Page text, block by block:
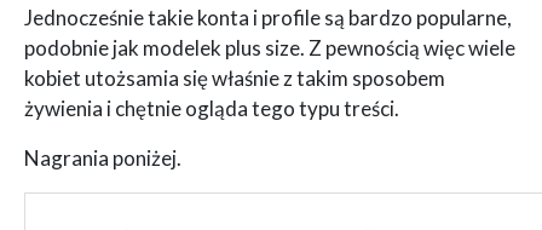
Jednocześnie takie konta i profile są bardzo popularne,
podobnie jak modelek plus size. Z pewnością więc wiele
kobiet utożsamia się właśnie z takim sposobem
żywienia i chętnie ogląda tego typu treści.
Nagrania poniżej.